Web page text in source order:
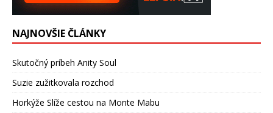
NAJNOVŠIE ČLÁNKY
Skutočný príbeh Anity Soul
Suzie zužitkovala rozchod
Horkýže Slíže cestou na Monte Mabu